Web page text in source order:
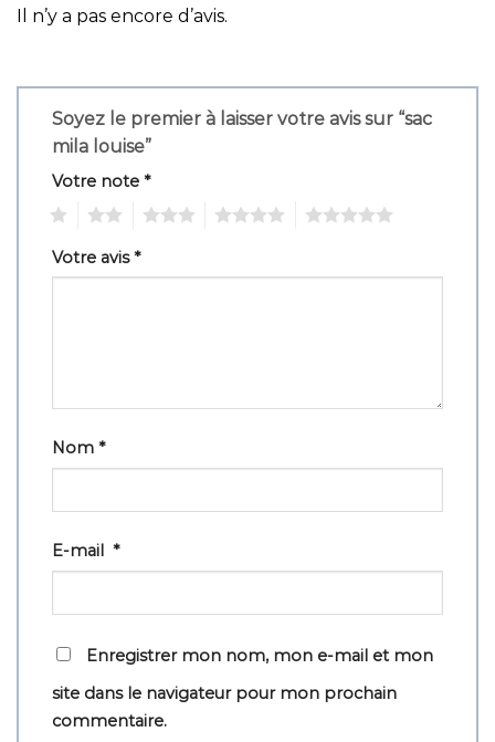
Il n’y a pas encore d’avis.
Soyez le premier à laisser votre avis sur “sac
mila louise”
Votre note *
Votre avis*
Nom *
E-mail *
Enregistrer mon nom, mon e-mail et mon
site dans le navigateur pour mon prochain
commentaire.